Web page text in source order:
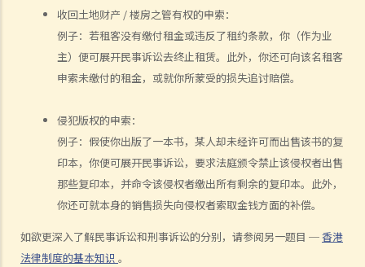
收回土地财产 / 楼房之管有权的申索：
例子：若租客没有缴付租金或违反了租约条款，你（作为业
主）便可展开民事诉讼去终止租赁。此外，你还可向该名租客
申索未缴付的租金，或就你所蒙受的损失追讨赔偿。
侵犯版权的申索：
例子：假使你出版了一本书，某人却未经许可而出售该书的复
印本，你便可展开民事诉讼，要求法庭颁令禁止该侵权者出售
那些复印本，并命令该侵权者缴出所有剩余的复印本。此外，
你还可就本身的销售损失向侵权者索取金钱方面的补偿。
如欲更深入了解民事诉讼和刑事诉讼的分别，请参阅另一题目 ─香港
法律制度的基本知识 。
7. 如何在区域法院或高等法院向他人展开民事诉讼？
8. 如果我打算在区域法院或高等法院向某人提出诉讼，我应以传讯令状
(writ of summons)还是以原诉传票(originating summons)展开法律程
10. 如何以原诉传票展开民事诉讼？
11. 我能否针对某人展开民事诉讼：(a) 即使该人没有永久地址？(b) 即使
该人通常居于香港以外地区？(c) 即使该人失踨？(d) 即使该人名字不
12. 甚么是状书？ 原告人和被告人在状书的阶段需要送达哪些文件？
13. 草拟一份优秀的状书的基本原则是甚么？
14. 如果原告人由于预期被告人提议和解会作出还价而夸大其申索金